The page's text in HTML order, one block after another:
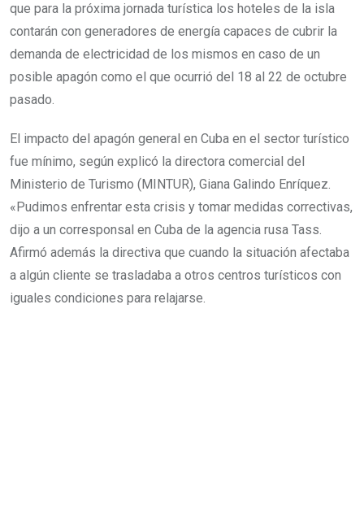
que para la próxima jornada turística los hoteles de la isla
contarán con generadores de energía capaces de cubrir la
demanda de electricidad de los mismos en caso de un
posible apagón como el que ocurrió del 18 al 22 de octubre
pasado.
El impacto del apagón general en Cuba en el sector turístico
fue mínimo, según explicó la directora comercial del
Ministerio de Turismo (MINTUR), Giana Galindo Enríquez.
«Pudimos enfrentar esta crisis y tomar medidas correctivas,
dijo a un corresponsal en Cuba de la agencia rusa Tass.
Afirmó además la directiva que cuando la situación afectaba
a algún cliente se trasladaba a otros centros turísticos con
iguales condiciones para relajarse.